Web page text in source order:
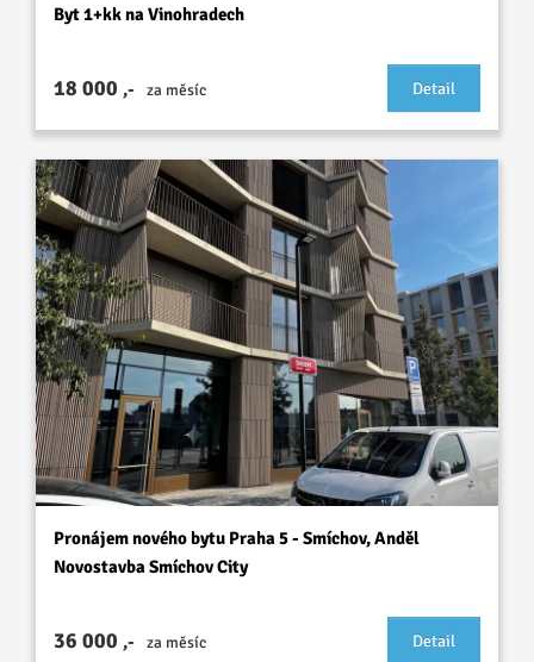
Byt 1+kk na Vinohradech
18 000 ,- za měsíc Detail
Pronájem nového bytu Praha 5 - Smíchov, Anděl
Novostavba Smíchov City
36 000 ,- za měsíc Detail